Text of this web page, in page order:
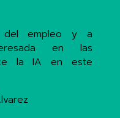
del empleo y a
en las
la IA en este